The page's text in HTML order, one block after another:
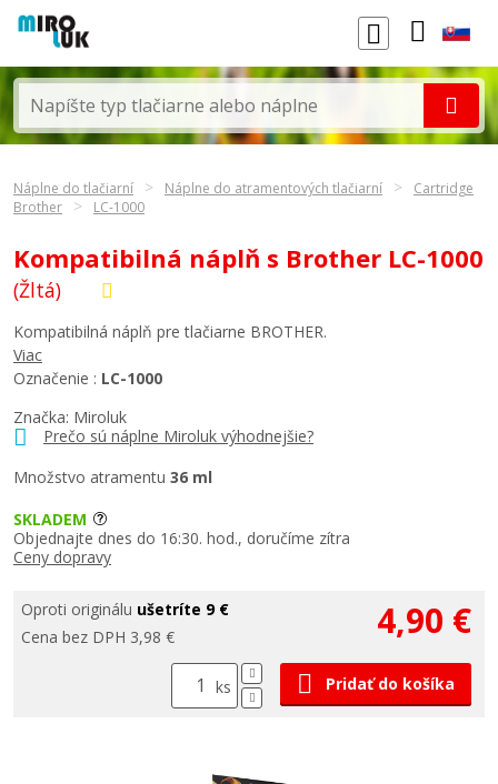
Náplne do tlačiarní Náplne do atramentových tlačiarní
Cartridge
Brother
LC-1000
Kompatibilná náplň s Brother LC-1000
(Žltá)
Značka: Miroluk
Prečo sú náplne Miroluk výhodnejšie?
Množstvo atramentu 36 ml
Kompatibilná náplň pre tlačiarne BROTHER.
Viac
Označenie : LC-1000
SKLADEM
Objednajte dnes do 16:30. hod., doručíme zítra
Ceny dopravy
Oproti originálu ušetríte 9 €
Cena bez DPH 3,98 €
4,90 €
ks Pridať do košíka